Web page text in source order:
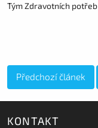
Tým Zdravotních potřeb
Předchozí článek
KONTAKT